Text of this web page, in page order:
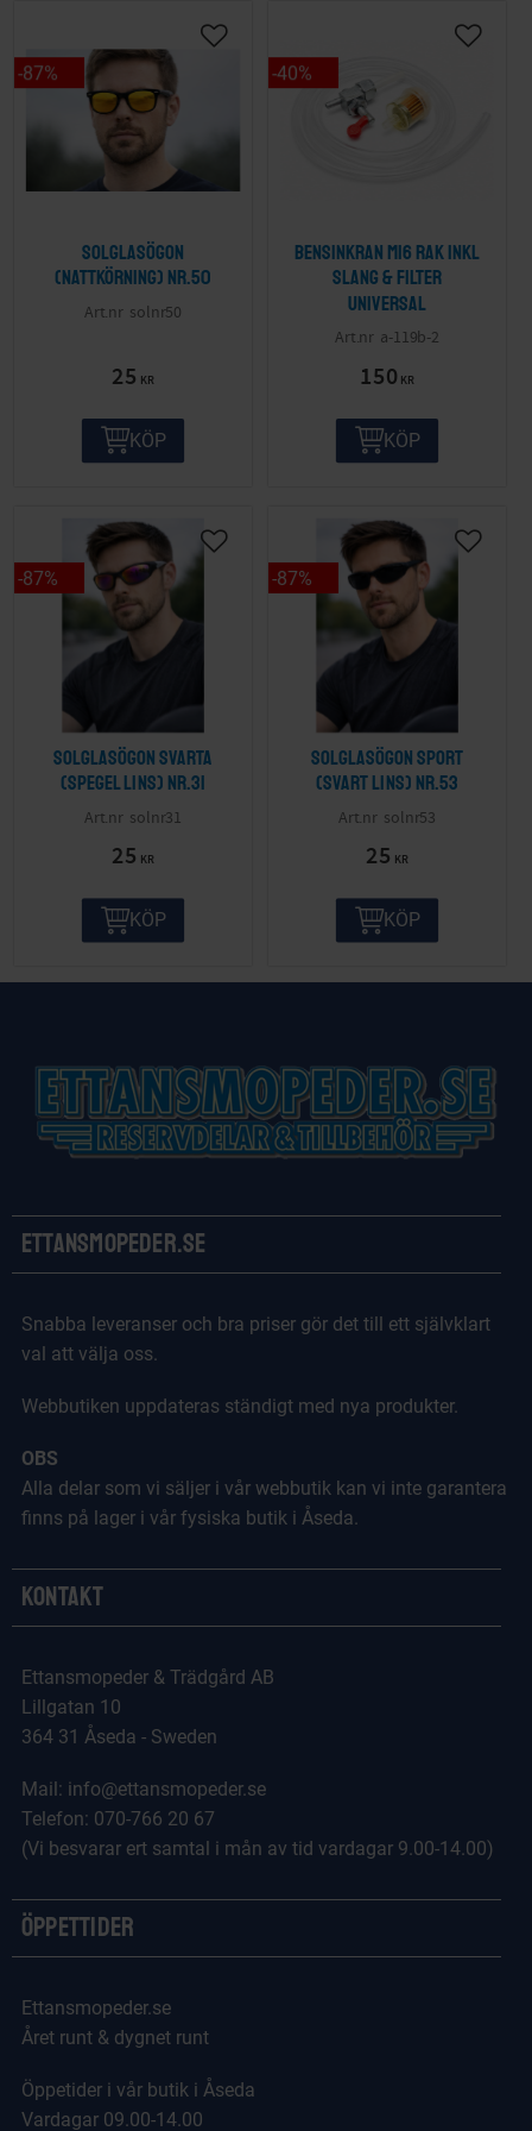
Solglasögon
(nattkörning) nr.50
solnr50
25 KR
87%
KÖP
Bensinkran M16 Rak inkl
slang & filter
Universal
a-119b-2
150 KR
40%
KÖP
Solglasögon svarta
(spegel lins) nr.31
solnr31
25 KR
87%
KÖP
Solglasögon sport
(svart lins) nr.53
solnr53
25 KR
87%
KÖP
Ettansmopeder.se
Snabba leveranser och bra priser gör det till ett självklart
val att välja oss.
Webbutiken uppdateras ständigt med nya produkter.
OBS
Alla delar som vi säljer i vår webbutik kan vi inte garantera
finns på lager i vår fysiska butik i Åseda.
Kontakt
Ettansmopeder & Trädgård AB
Lillgatan 10
364 31 Åseda - Sweden
Mail: info@ettansmopeder.se
Telefon: 070-766 20 67
(Vi besvarar ert samtal i mån av tid vardagar 9.00-14.00)
Öppettider
Ettansmopeder.se
Året runt & dygnet runt
Öppetider i vår butik i Åseda
Vardagar 09.00-14.00